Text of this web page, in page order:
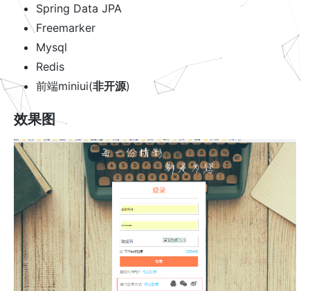
Spring Data JPA
Freemarker
Mysql
Redis
前端miniui(非开源)
效果图